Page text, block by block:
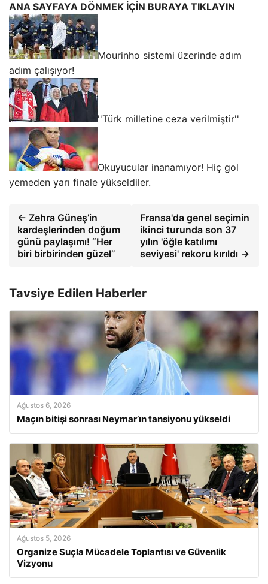
ANA SAYFAYA DÖNMEK İÇİN BURAYA TIKLAYIN
Mourinho sistemi üzerinde adım
adım çalışıyor!
''Türk milletine ceza verilmiştir''
Okuyucular inanamıyor! Hiç gol
yemeden yarı finale yükseldiler.
← Zehra Güneş’in
kardeşlerinden doğum
günü paylaşımı! “Her
biri birbirinden güzel”
Fransa'da genel seçimin
ikinci turunda son 37
yılın 'öğle katılımı
seviyesi' rekoru kırıldı →
Tavsiye Edilen Haberler
Ağustos 6, 2026
Maçın bitişi sonrası Neymar’ın tansiyonu yükseldi
Ağustos 5, 2026
Organize Suçla Mücadele Toplantısı ve Güvenlik
Vizyonu